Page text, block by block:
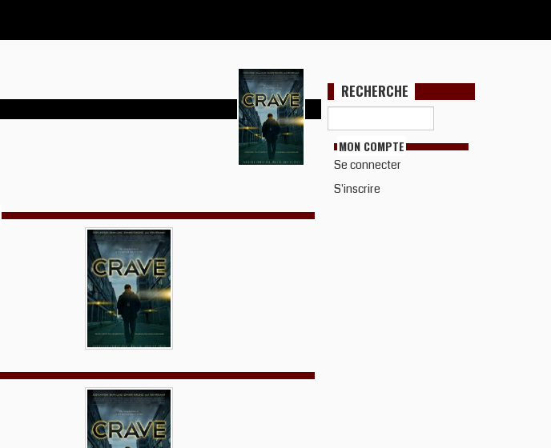
RECHERCHE
MON COMPTE
Se connecter
S'inscrire